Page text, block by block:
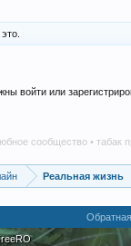
войти или
сообщество • табак
Реальная жизнь